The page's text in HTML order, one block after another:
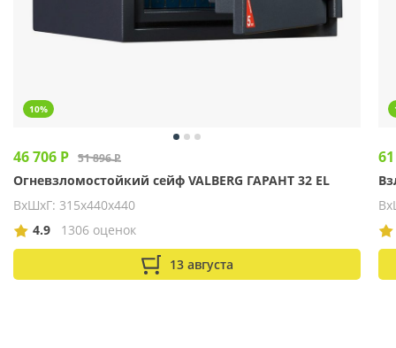
10%
46 706 Р 51 896 Р
Огневзломостойкий сейф VALBERG ГАРАНТ 32 EL
ВхШхГ: 315х440х440
4.9
1306 оценок
13 августа